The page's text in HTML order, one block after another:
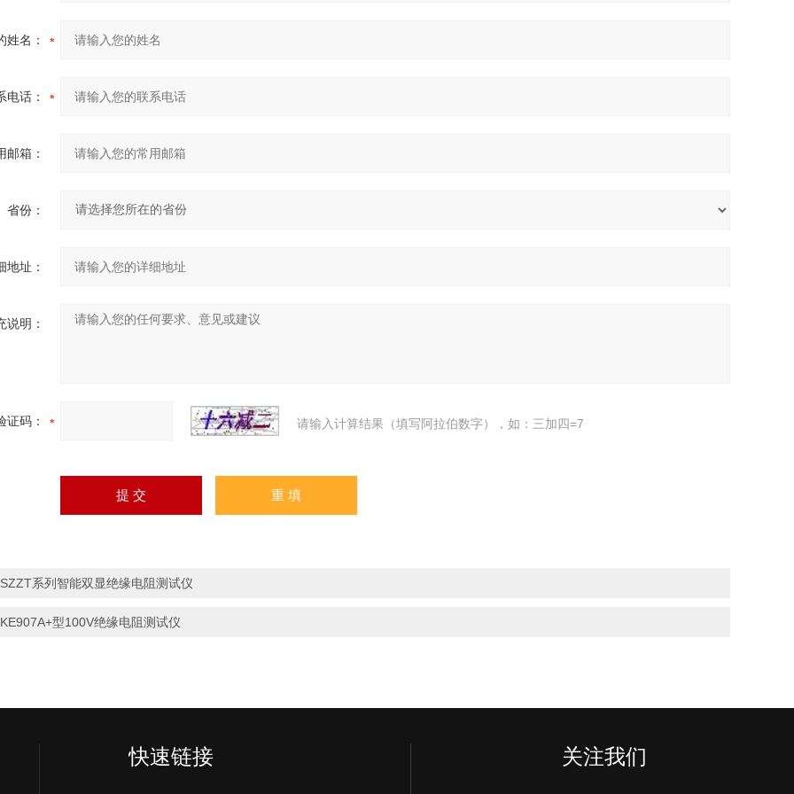
姓名：
电话：
邮箱：
省份：
地址：
说明：
证码： 请输入计算结果（填写阿拉伯数字），如：三加四=7
系列智能双显绝缘电阻测试仪
型100V绝缘电阻测试仪
快速链接 关注我们